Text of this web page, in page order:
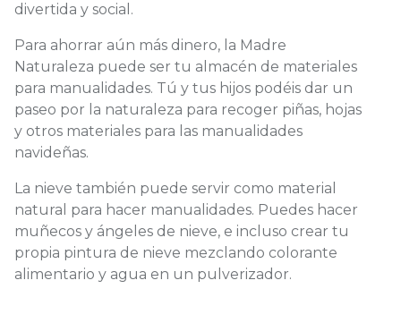
divertida y social.
Para ahorrar aún más dinero, la Madre
Naturaleza puede ser tu almacén de materiales
para manualidades. Tú y tus hijos podéis dar un
paseo por la naturaleza para recoger piñas, hojas
y otros materiales para las manualidades
navideñas.
La nieve también puede servir como material
natural para hacer manualidades. Puedes hacer
muñecos y ángeles de nieve, e incluso crear tu
propia pintura de nieve mezclando colorante
alimentario y agua en un pulverizador.